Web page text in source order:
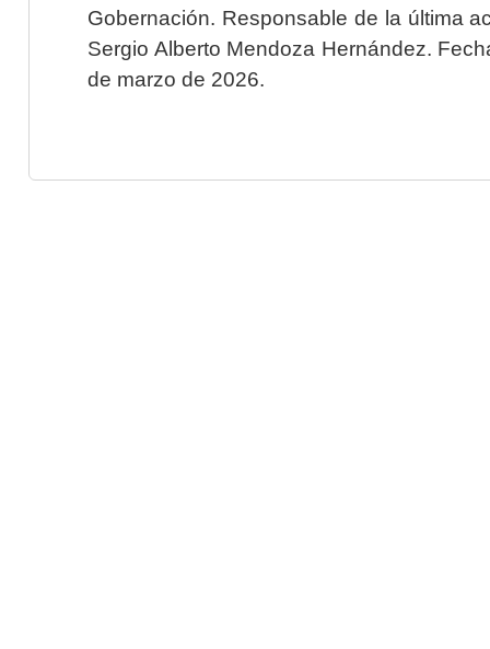
Gobernación. Responsable de la última
Sergio Alberto Mendoza Hernández.
de marzo de 2026.